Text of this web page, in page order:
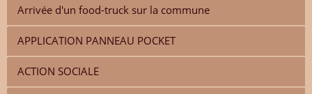
Arrivée d'un food-truck sur la commune
APPLICATION PANNEAU POCKET
ACTION SOCIALE